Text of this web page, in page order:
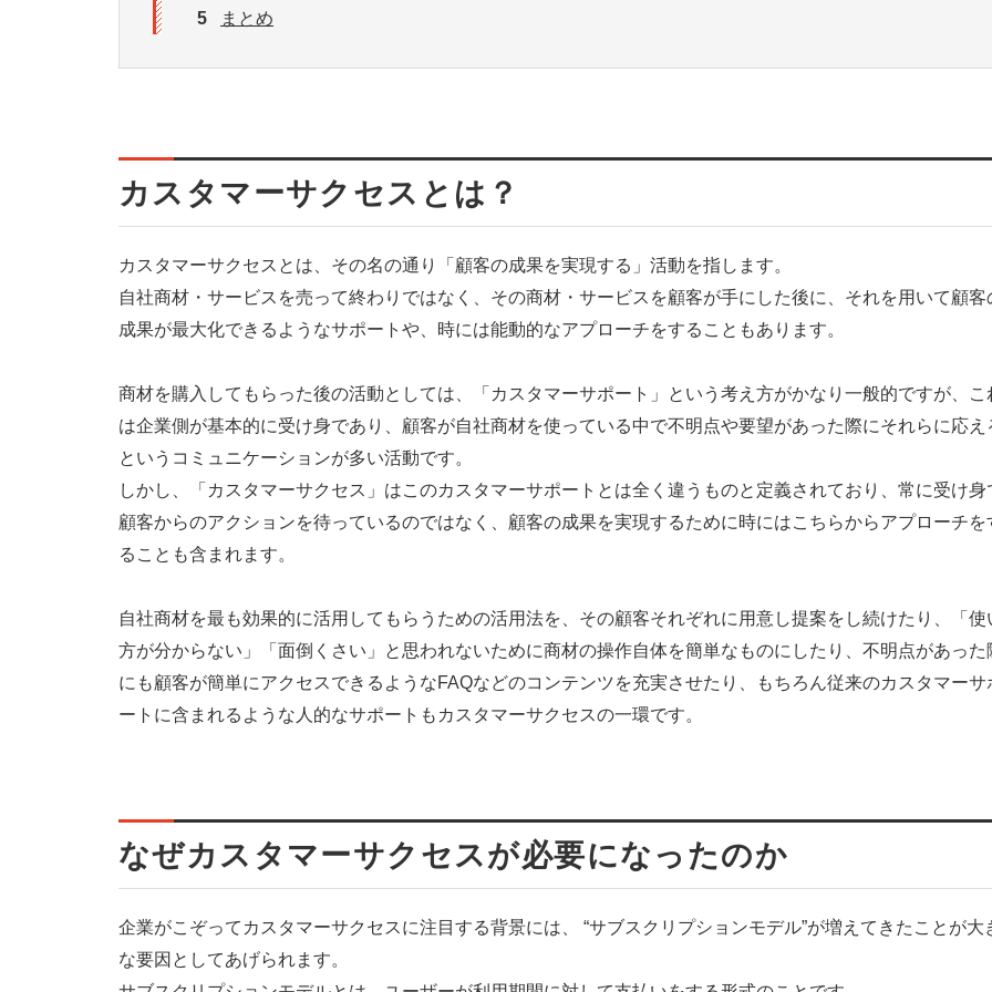
5 まとめ
カスタマーサクセスとは？
カスタマーサクセスとは、その名の通り「顧客の成果を実現する」活動を指します。
自社商材・サービスを売って終わりではなく、その商材・サービスを顧客が手にした後に、それを用いて顧客
成果が最大化できるようなサポートや、時には能動的なアプローチをすることもあります。
商材を購入してもらった後の活動としては、「カスタマーサポート」という考え方がかなり一般的ですが、こ
は企業側が基本的に受け身であり、顧客が自社商材を使っている中で不明点や要望があった際にそれらに応え
というコミュニケーションが多い活動です。
しかし、「カスタマーサクセス」はこのカスタマーサポートとは全く違うものと定義されており、常に受け身
顧客からのアクションを待っているのではなく、顧客の成果を実現するために時にはこちらからアプローチを
ることも含まれます。
自社商材を最も効果的に活用してもらうための活用法を、その顧客それぞれに用意し提案をし続けたり、「使
方が分からない」「面倒くさい」と思われないために商材の操作自体を簡単なものにしたり、不明点があった
にも顧客が簡単にアクセスできるようなFAQなどのコンテンツを充実させたり、もちろん従来のカスタマーサ
ートに含まれるような人的なサポートもカスタマーサクセスの一環です。
なぜカスタマーサクセスが必要になったのか
企業がこぞってカスタマーサクセスに注目する背景には、 “サブスクリプションモデル”が増えてきたことが大
な要因としてあげられます。